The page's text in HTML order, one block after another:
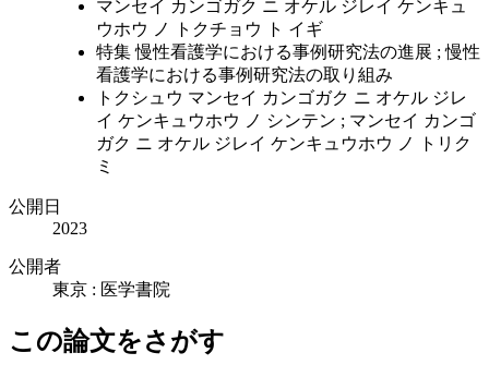
マンセイ カンゴガク ニ オケル ジレイ ケンキュ
ウホウ ノ トクチョウ ト イギ
特集 慢性看護学における事例研究法の進展 ; 慢性
看護学における事例研究法の取り組み
トクシュウ マンセイ カンゴガク ニ オケル ジレ
イ ケンキュウホウ ノ シンテン ; マンセイ カンゴ
ガク ニ オケル ジレイ ケンキュウホウ ノ トリク
ミ
公開日
2023
公開者
東京 : 医学書院
この論文をさがす